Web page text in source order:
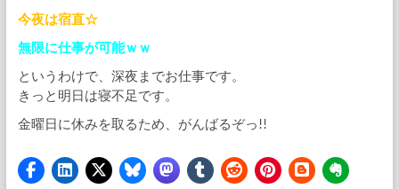
今夜は宿直☆
無限に仕事が可能ｗｗ
というわけで、深夜までお仕事です。
きっと明日は寝不足です。
金曜日に休みを取るため、がんばるぞっ!!